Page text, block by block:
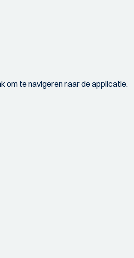
om te navigeren naar de applicatie.